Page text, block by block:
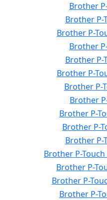
Brother
Brother P-
Brother P-
Brother
Brother P-
Brother P-
Brother P-
Brother
Brother P-
Brother P-
Brother P-
Brother P-Touch
Brother P-
Brother P-
Brother P-